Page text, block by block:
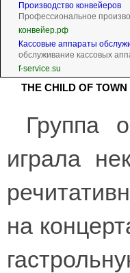
Производство конвейеров
Профессиональное
конвейер.рф
Кассовые аппараты
обслуживание кассовых
f-service.su
THE CHILD OF TOWN
Группа
играла
на